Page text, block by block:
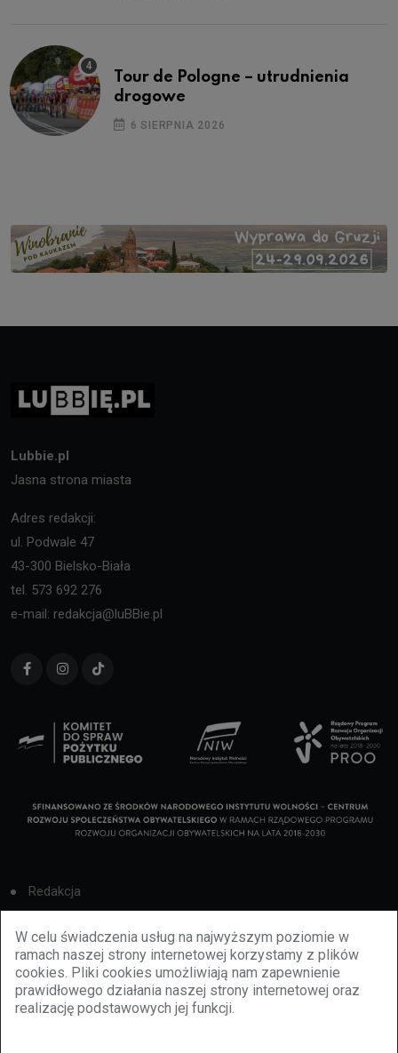
W celu świadczenia usług na najwyższym poziomie w
ramach naszej strony internetowej korzystamy z plików
cookies. Pliki cookies umożliwiają nam zapewnienie
prawidłowego działania naszej strony internetowej oraz
realizację podstawowych jej funkcji.
Tour de Pologne – utrudnienia
drogowe
6 SIERPNIA 2026
Lubbie.pl
Jasna strona miasta
Adres redakcji:
ul. Podwale 47
43-300 Bielsko-Biała
tel. 573 692 276
e-mail: redakcja@luBBie.pl
Redakcja
Cookies
Reklama
BBiletomania